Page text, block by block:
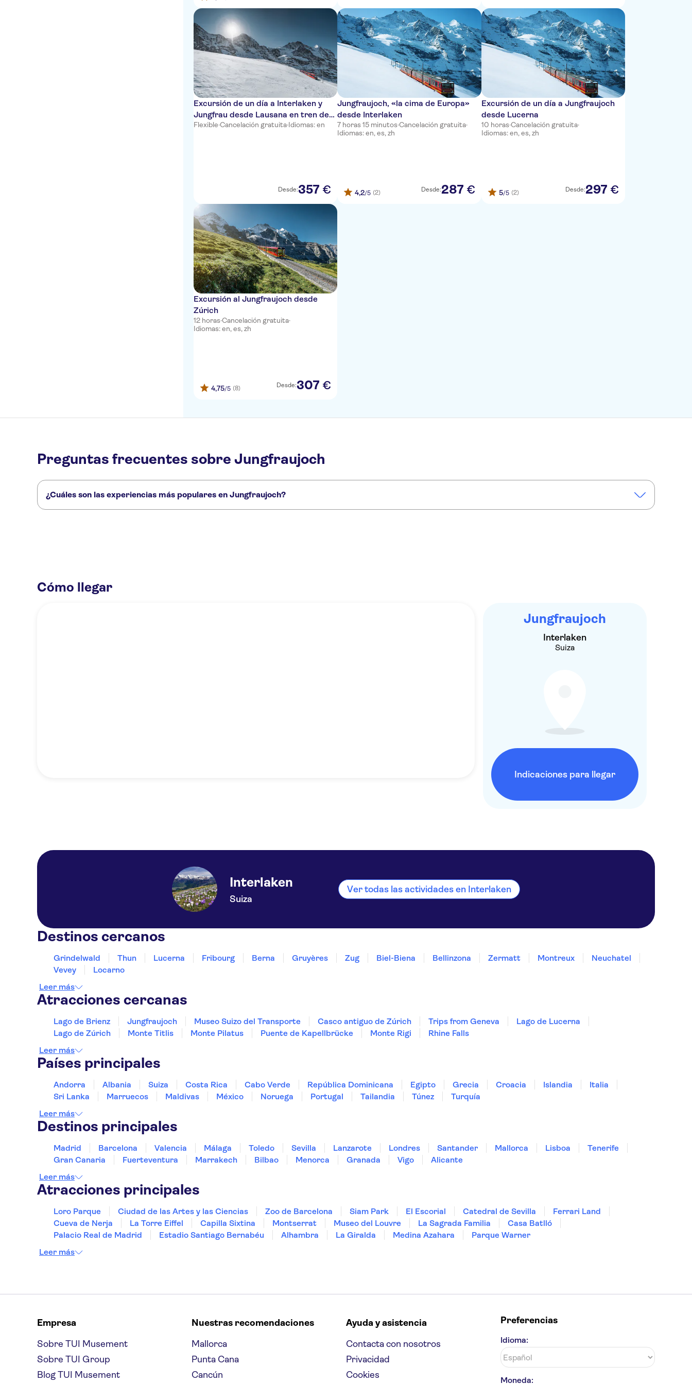
Excursión de un día a Interlaken y
Jungfrau desde Lausana en tren de
montaña
Flexible·Cancelación gratuita·Idiomas: en
Desde:357 €
Jungfraujoch, «la cima de Europa»
desde Interlaken
7 horas 15 minutos·Cancelación gratuita·
Idiomas: en, es, zh
4,2/5 (2) Desde:287 €
Excursión de un día a Jungfraujoch
desde Lucerna
10 horas·Cancelación gratuita·
Idiomas: en, es, zh
5/5 (2) Desde:297 €
Excursión al Jungfraujoch desde
Zúrich
12 horas·Cancelación gratuita·
Idiomas: en, es, zh
4,75/5 (8) Desde:307 €
Preguntas frecuentes sobre Jungfraujoch
¿Cuáles son las experiencias más populares en Jungfraujoch?
Cómo llegar
Jungfraujoch
Interlaken
Suiza
Indicaciones para llegar
Interlaken
Suiza
Ver todas las actividades en Interlaken
Destinos cercanos
Grindelwald Thun Lucerna Fribourg Berna Gruyères Zug Biel-Biena Bellinzona Zermatt Montreux
Neuchatel
Vevey
Locarno
Leer más
Atracciones cercanas
Lago de Brienz Jungfraujoch Museo Suizo del Transporte Casco antiguo de Zúrich Trips from Geneva
Lago de Lucerna
Lago de Zúrich
Monte Titlis Monte Pilatus Puente de Kapellbrücke Monte Rigi
Rhine Falls
Leer más
Países principales
Andorra Albania Suiza Costa Rica Cabo Verde República Dominicana Egipto Grecia Croacia Islandia
Italia
Sri Lanka
Marruecos Maldivas México Noruega Portugal Tailandia Túnez
Turquía
Leer más
Destinos principales
Madrid Barcelona Valencia Málaga Toledo Sevilla Lanzarote Londres Santander Mallorca Lisboa
Tenerife
Gran Canaria
Fuerteventura Marrakech Bilbao Menorca Granada Vigo
Alicante
Leer más
Atracciones principales
Loro Parque Ciudad de las Artes y las Ciencias Zoo de Barcelona Siam Park El Escorial Catedral de Sevilla
Ferrari Land
Cueva de Nerja
La Torre Eiffel Capilla Sixtina Montserrat Museo del Louvre La Sagrada Familia
Casa Batlló
Palacio Real de Madrid
Estadio Santiago Bernabéu Alhambra La Giralda Medina Azahara
Parque Warner
Leer más
Empresa
Sobre TUI Musement
Sobre TUI Group
Blog TUI Musement
Nuestras recomendaciones
Mallorca
Punta Cana
Cancún
Ayuda y asistencia
Contacta con nosotros
Privacidad
Cookies
Preferencias
Idioma:
Moneda: